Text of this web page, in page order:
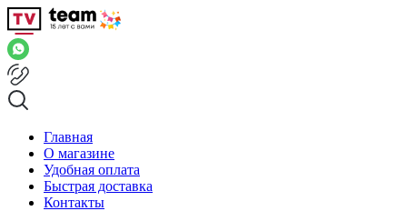
Главная
О магазине
Удобная оплата
Быстрая доставка
Контакты